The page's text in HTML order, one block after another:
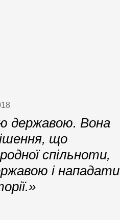
державою. Вона
що
спільноти,
і нападати